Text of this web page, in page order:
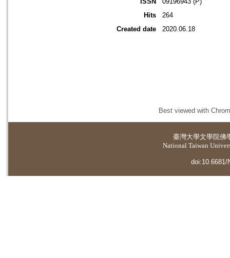
Hits
264
Created date
2020.06.18
Best viewed with
臺灣大學文學院佛
National Taiwan
doi:10.6681/